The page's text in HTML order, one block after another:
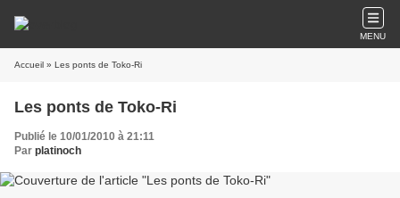
MENU
Accueil » Les ponts de Toko-Ri
Les ponts de Toko-Ri
Publié le 10/01/2010 à 21:11
Par platinoch